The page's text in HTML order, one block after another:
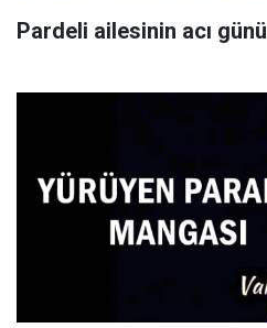
Pardeli ailesinin acı günü